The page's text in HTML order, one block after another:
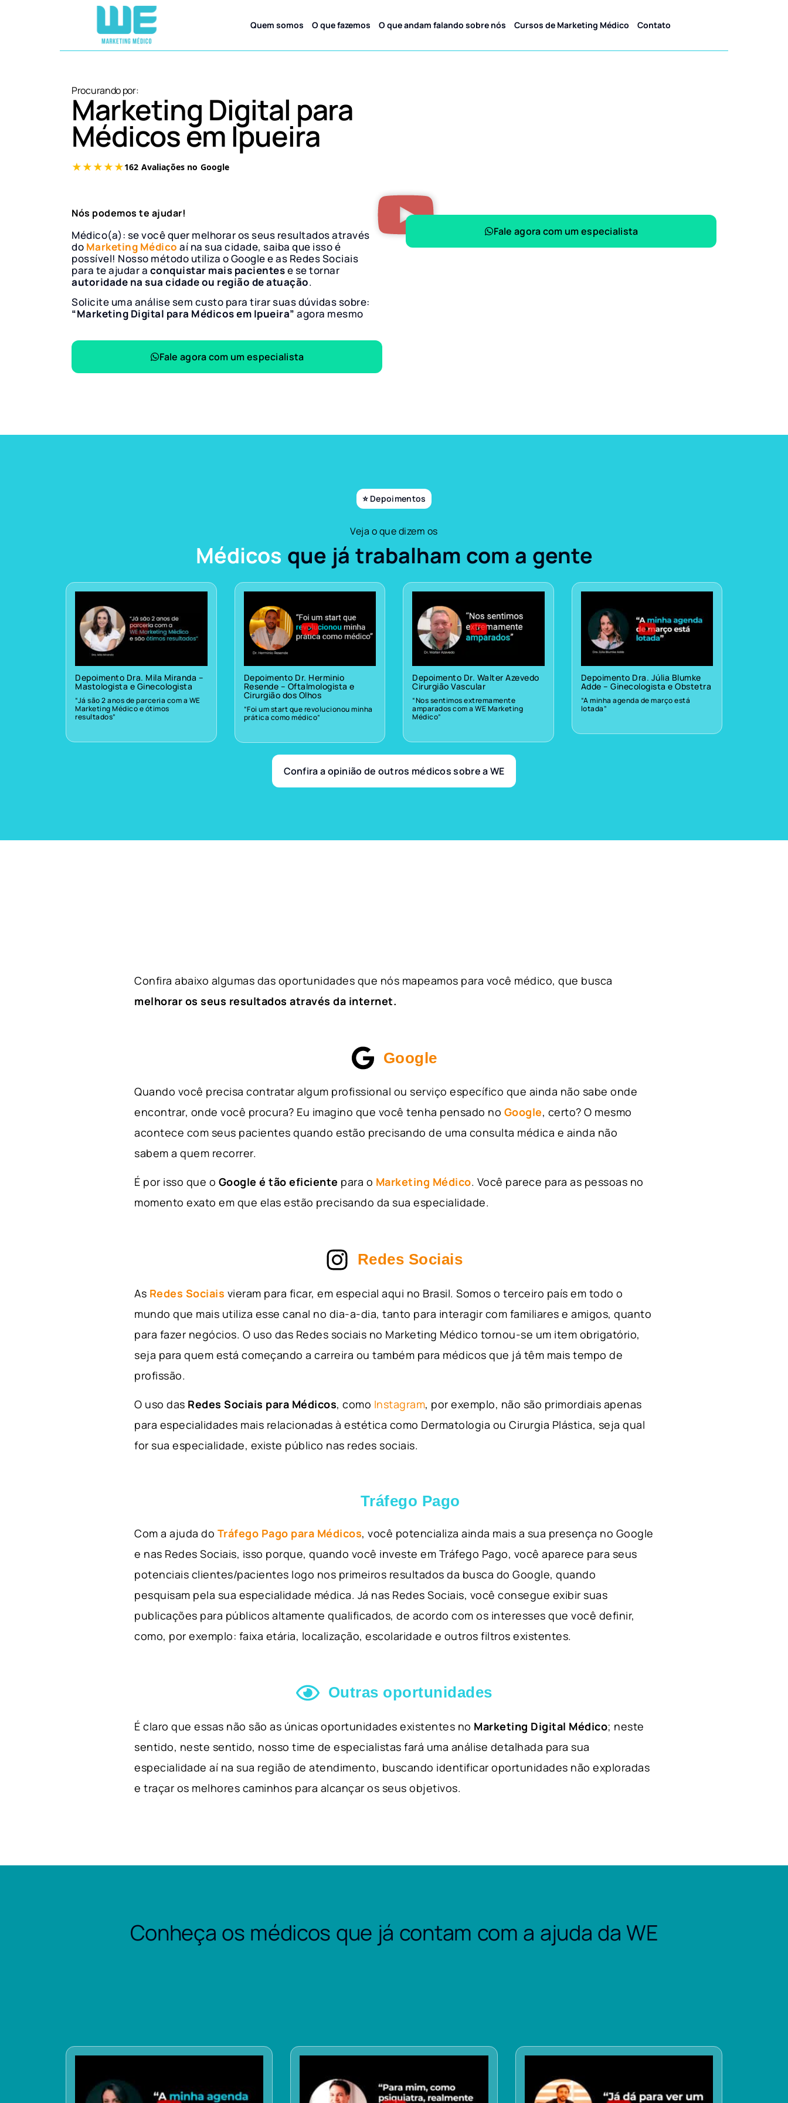
Quem somos O que fazemos O que andam falando sobre nós Cursos de Marketing Médico Contato
Procurando por:
Marketing Digital para
Médicos em Ipueira
Nós podemos te ajudar!
Médico(a): se você quer melhorar os seus resultados através
do Marketing Médico aí na sua cidade, saiba que isso é
possível! Nosso método utiliza o Google e as Redes Sociais
para te ajudar a conquistar mais pacientese se tornar
autoridade na sua cidade ou região de atuação.
Solicite uma análise sem custo para tirar suas dúvidas sobre:
“Marketing Digital para Médicos em Ipueira” agora mesmo
Fale agora com um especialista
Fale agora com um especialista
⭐ Depoimentos
Veja o que dizem os
Médicos que já trabalham com a gente
Depoimento Dra. Mila Miranda –
Mastologista e Ginecologista
“Já são 2 anos de parceria com a WE
Marketing Médico e ótimos
resultados”
Depoimento Dr. Herminio
Resende – Oftalmologista e
Cirurgião dos Olhos
“Foi um start que revolucionou minha
prática como médico”
Depoimento Dr. Walter Azevedo
Cirurgião Vascular
“Nos sentimos extremamente
amparados com a WE Marketing
Médico”
Depoimento Dra. Júlia Blumke
Adde – Ginecologista e Obstetra
“A minha agenda de março está
lotada”
Confira a opinião de outros médicos sobre a WE
Confira abaixo algumas das oportunidades que nós mapeamos para você médico, que busca
melhorar os seus resultados através da internet.
Google
Quando você precisa contratar algum profissional ou serviço específico que ainda não sabe onde
encontrar, onde você procura? Eu imagino que você tenha pensado no Google, certo? O mesmo
acontece com seus pacientes quando estão precisando de uma consulta médica e ainda não
sabem a quem recorrer.
É por isso que o Google é tão eficiente para o Marketing Médico. Você parece para as pessoas no
momento exato em que elas estão precisando da sua especialidade.
Redes Sociais
As Redes Sociais vieram para ficar, em especial aqui no Brasil. Somos o terceiro país em todo o
mundo que mais utiliza esse canal no dia-a-dia, tanto para interagir com familiares e amigos, quanto
para fazer negócios. O uso das Redes sociais no Marketing Médico tornou-se um item obrigatório,
seja para quem está começando a carreira ou também para médicos que já têm mais tempo de
profissão.
O uso das Redes Sociais para Médicos, como Instagram, por exemplo, não são primordiais apenas
para especialidades mais relacionadas à estética como Dermatologia ou Cirurgia Plástica, seja qual
for sua especialidade, existe público nas redes sociais.
Tráfego Pago
Com a ajuda do Tráfego Pago para Médicos, você potencializa ainda mais a sua presença no Google
e nas Redes Sociais, isso porque, quando você investe em Tráfego Pago, você aparece para seus
potenciais clientes/pacientes logo nos primeiros resultados da busca do Google, quando
pesquisam pela sua especialidade médica. Já nas Redes Sociais, você consegue exibir suas
publicações para públicos altamente qualificados, de acordo com os interesses que você definir,
como, por exemplo: faixa etária, localização, escolaridade e outros filtros existentes.
Outras oportunidades
É claro que essas não são as únicas oportunidades existentes no Marketing Digital Médico; neste
sentido, neste sentido, nosso time de especialistas fará uma análise detalhada para sua
especialidade aí na sua região de atendimento, buscando identificar oportunidades não exploradas
e traçar os melhores caminhos para alcançar os seus objetivos.
Conheça os médicos que já contam com a ajuda da WE